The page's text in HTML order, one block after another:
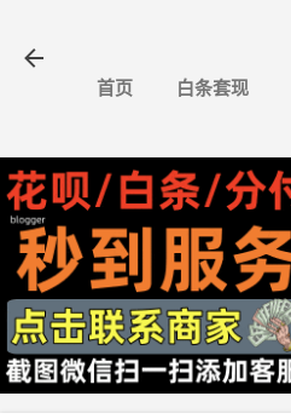
首页 白条套现